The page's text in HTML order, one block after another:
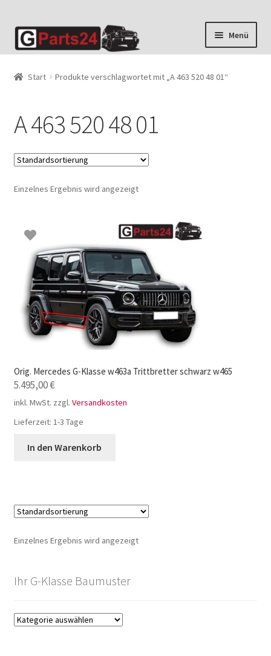
Zur
Navigation
Zum
Inhalt
Menü
Start Produkte verschlagwortet mit „A 463 520 48 01“
A 463 520 48 01
Einzelnes Ergebnis wird angezeigt
Orig. Mercedes G-Klasse w463a Trittbretter schwarz w465
5.495,00€
inkl. MwSt. zzgl. Versandkosten
Lieferzeit: 1-3 Tage
In den Warenkorb
Einzelnes Ergebnis wird angezeigt
Ihr G-Klasse Baumuster